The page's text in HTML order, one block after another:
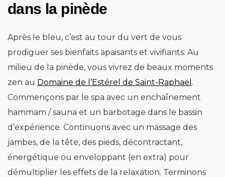
dans la pinède
Après le bleu, c’est au tour du vert de vous
prodiguer ses bienfaits apaisants et vivifiants. Au
milieu de la pinède, vous vivrez de beaux moments
zen au Domaine de l’Estérel de Saint-Raphaël .
Commençons par le spa avec un enchaînement
hammam / sauna et un barbotage dans le bassin
d’expérience. Continuons avec un massage des
jambes, de la tête, des pieds, décontractant,
énergétique ou enveloppant (en extra) pour
démultiplier les effets de la relaxation. Terminons